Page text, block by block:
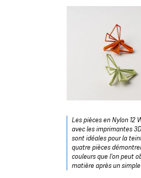
Les pièces en Nylon 12
avec les imprimantes
sont idéales pour la
quatre pièces
couleurs que l'on peut
matière après un